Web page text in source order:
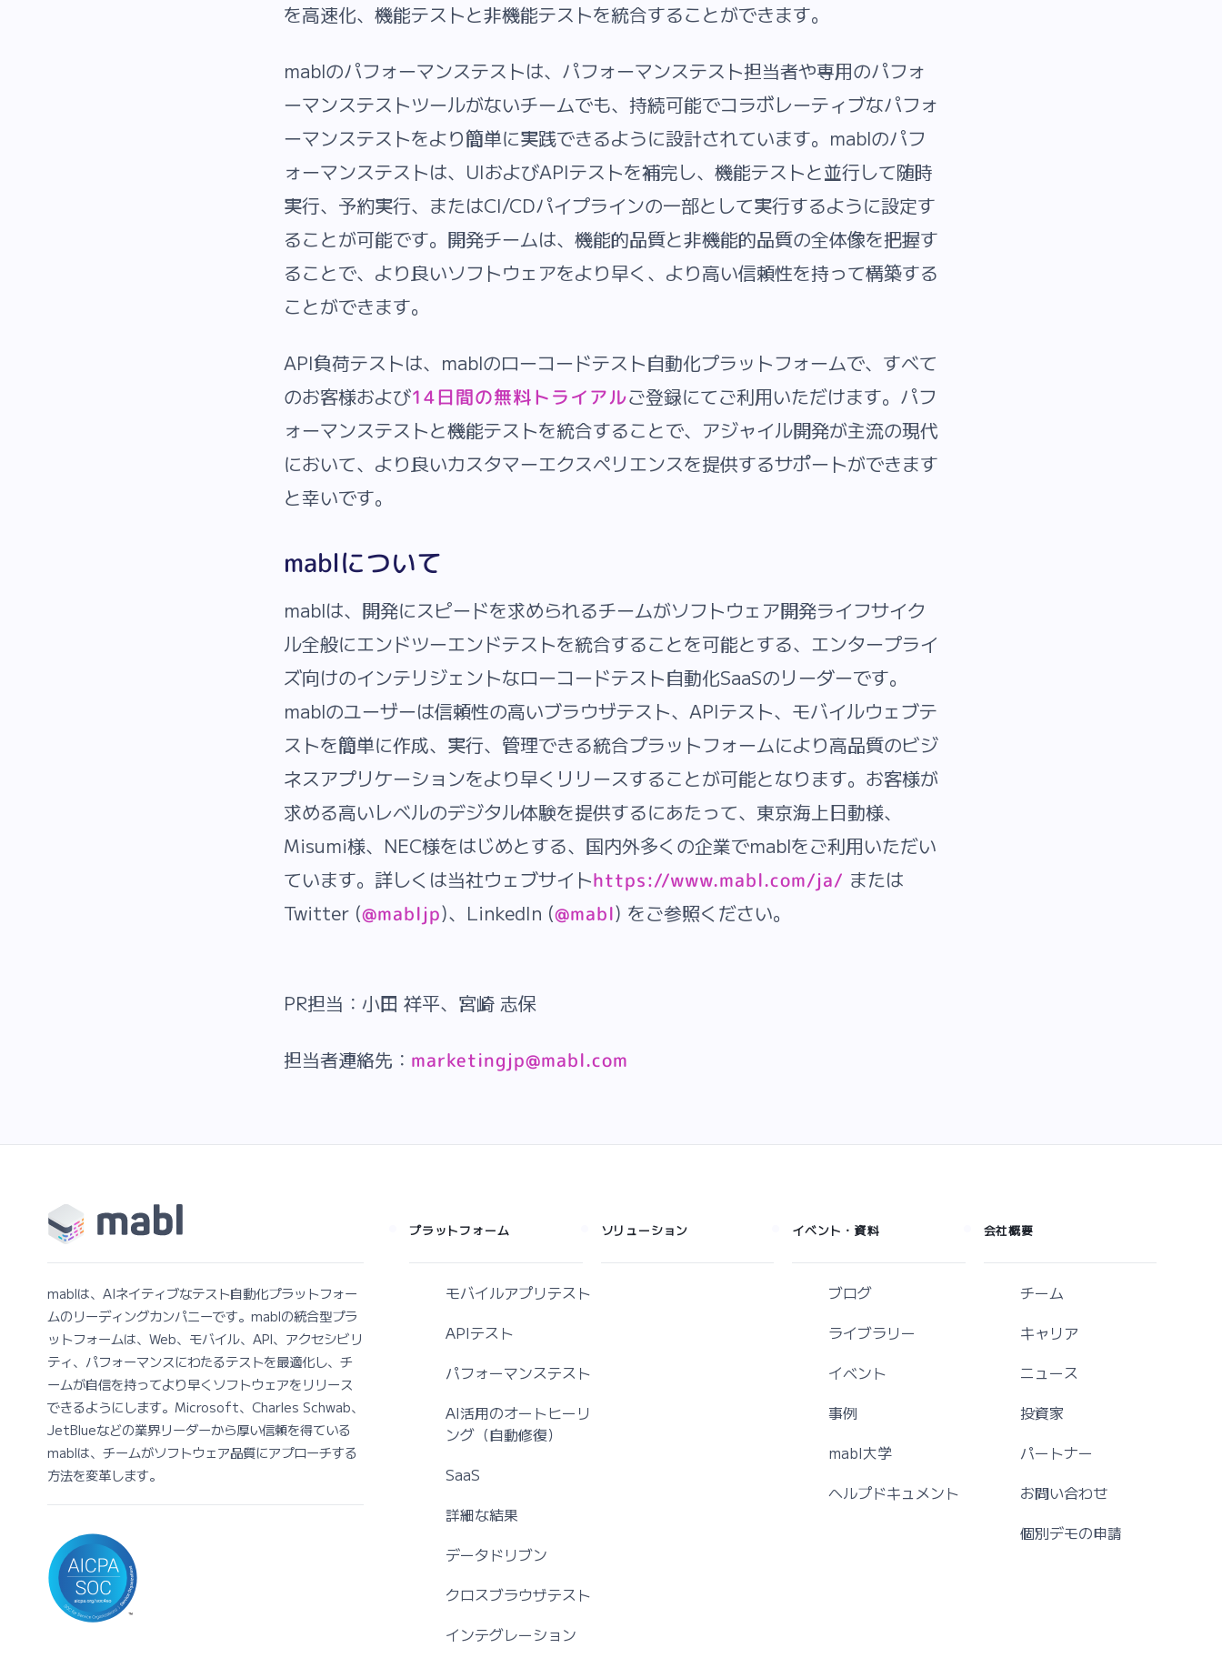
を高速化、機能テストと非機能テストを統合することができます。
mablのパフォーマンステストは、パフォーマンステスト担当者や専用のパフォ
ーマンステストツールがないチームでも、持続可能でコラボレーティブなパフォ
ーマンステストをより簡単に実践できるように設計されています。mablのパフ
ォーマンステストは、UIおよびAPIテストを補完し、機能テストと並行して随時
実行、予約実行、またはCI/CDパイプラインの一部として実行するように設定す
ることが可能です。開発チームは、機能的品質と非機能的品質の全体像を把握す
ることで、より良いソフトウェアをより早く、より高い信頼性を持って構築する
ことができます。
API負荷テストは、mablのローコードテスト自動化プラットフォームで、すべて
のお客様および14日間の無料トライアルご登録にてご利用いただけます。パフ
ォーマンステストと機能テストを統合することで、アジャイル開発が主流の現代
において、より良いカスタマーエクスペリエンスを提供するサポートができます
と幸いです。
mablについて
mablは、開発にスピードを求められるチームがソフトウェア開発ライフサイク
ル全般にエンドツーエンドテストを統合することを可能とする、エンタープライ
ズ向けのインテリジェントなローコードテスト自動化SaaSのリーダーです。
mablのユーザーは信頼性の高いブラウザテスト、APIテスト、モバイルウェブテ
ストを簡単に作成、実行、管理できる統合プラットフォームにより高品質のビジ
ネスアプリケーションをより早くリリースすることが可能となります。お客様が
求める高いレベルのデジタル体験を提供するにあたって、東京海上日動様、
Misumi様、NEC様をはじめとする、国内外多くの企業でmablをご利用いただい
ています。詳しくは当社ウェブサイトhttps://www.mabl.com/ja/ または
Twitter (@mabljp)、LinkedIn (@mabl) をご参照ください。
PR担当：小田 祥平、宮崎 志保
担当者連絡先： marketingjp@mabl.com
mablは、AIネイティブなテスト自動化プラットフォー
ムのリーディングカンパニーです。mablの統合型プラ
ットフォームは、Web、モバイル、API、アクセシビリ
ティ、パフォーマンスにわたるテストを最適化し、チ
ームが自信を持ってより早くソフトウェアをリリース
できるようにします。Microsoft、Charles Schwab、
JetBlueなどの業界リーダーから厚い信頼を得ている
mablは、チームがソフトウェア品質にアプローチする
方法を変革します。
プラットフォーム
モバイルアプリテスト
APIテスト
パフォーマンステスト
AI活用のオートヒーリ
ング（自動修復）
SaaS
詳細な結果
データドリブン
クロスブラウザテスト
インテグレーション
ソリューション イベント・資料
ブログ
ライブラリー
イベント
事例
mabl大学
ヘルプドキュメント
会社概要
チーム
キャリア
ニュース
投資家
パートナー
お問い合わせ
個別デモの申請